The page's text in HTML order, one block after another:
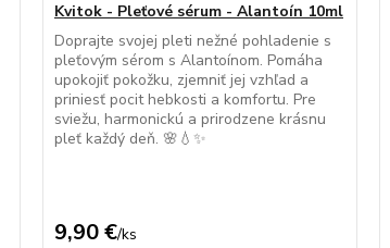
Kvitok - Pleťové sérum - Alantoín 10ml
Doprajte svojej pleti nežné pohladenie s
pleťovým sérom s Alantoínom. Pomáha
upokojiť pokožku, zjemniť jej vzhľad a
priniesť pocit hebkosti a komfortu. Pre
sviežu, harmonickú a prirodzene krásnu
pleť každý deň. 🌸💧✨
9,90 €/ks